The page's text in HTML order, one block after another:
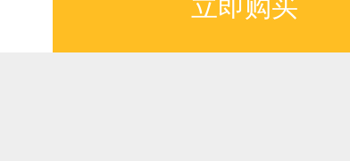
立即购买